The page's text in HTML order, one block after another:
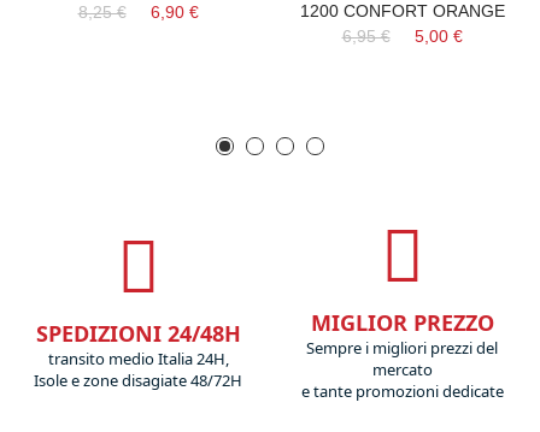
8,25 €
6,90 €
1200 CONFORT ORANGE
6,95 €
5,00 €
SPEDIZIONI 24/48H
transito medio Italia 24H,
Isole e zone disagiate 48/72H
MIGLIOR PREZZO
Sempre i migliori prezzi del
mercato
e tante promozioni dedicate